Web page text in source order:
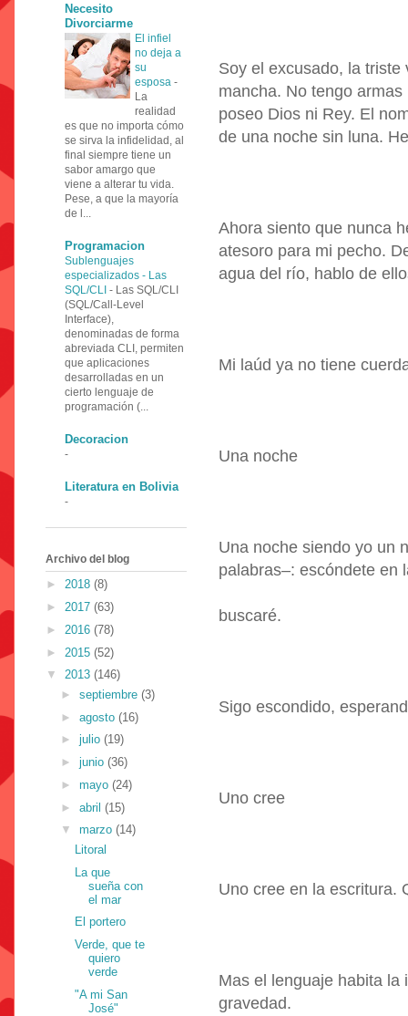
Soy el excusado, la
mancha. No tengo
poseo Dios ni Rey. El
de una noche sin luna.
Ahora siento que nunca
atesoro para mi pecho.
agua del río, hablo de
Mi laúd ya no tiene
Una noche
Una noche siendo yo un
palabras–: escóndete en
buscaré.
Sigo escondido,
Uno cree
Uno cree en la escritura.
Mas el lenguaje habita la
gravedad.
Necesito
Divorciarme
El infiel
no deja a
su
esposa -
La
realidad
es que no importa cómo
se sirva la infidelidad, al
final siempre tiene un
sabor amargo que
viene a alterar tu vida.
Pese, a que la mayoría
de l...
Programacion
Sublenguajes
especializados - Las
SQL/CLI - Las SQL/CLI
(SQL/Call-Level
Interface),
denominadas de forma
abreviada CLI, permiten
que aplicaciones
desarrolladas en un
cierto lenguaje de
programación (...
Decoracion
-
Literatura en Bolivia
-
Archivo del blog
► 2018 (8)
► 2017 (63)
► 2016 (78)
► 2015 (52)
▼ 2013 (146)
► septiembre (3)
► agosto (16)
► julio (19)
► junio (36)
► mayo (24)
► abril (15)
▼ marzo (14)
Litoral
La que
sueña con
el mar
El portero
Verde, que te
quiero
verde
"A mi San
José"